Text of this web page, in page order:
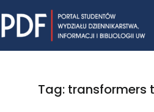
to
content
Tag: transformers